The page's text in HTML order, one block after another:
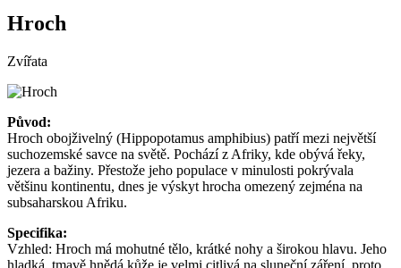
Hroch
Zvířata
Původ:
Hroch obojživelný (Hippopotamus amphibius) patří mezi největší
suchozemské savce na světě. Pochází z Afriky, kde obývá řeky,
jezera a bažiny. Přestože jeho populace v minulosti pokrývala
většinu kontinentu, dnes je výskyt hrocha omezený zejména na
subsaharskou Afriku.
Specifika:
Vzhled: Hroch má mohutné tělo, krátké nohy a širokou hlavu. Jeho
hladká, tmavě hnědá kůže je velmi citlivá na sluneční záření, proto